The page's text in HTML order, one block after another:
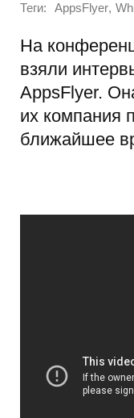
Теги: AppsFlyer,
На
взяли
AppsFlyer.
их компания
ближайшее